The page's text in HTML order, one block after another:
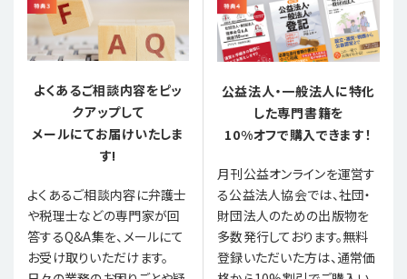
よくあるご相談内容をピッ
クアップして
メールにてお届けいたしま
す!
よくあるご相談内容に弁護士
や税理士などの専門家が回
答するQ&A集を、メールにて
お受け取りいただけます。
公益法人・一般法人に特化
した専門書籍を
10%オフで購入できます！
月刊公益オンラインを運営す
る公益法人協会では、社団・
財団法人のための出版物を
多数発行しております。無料
登録いただいた方は、通常価